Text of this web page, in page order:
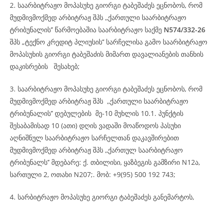
2. საარბიტრაჟო მოპასუხე გიორგი ტაბეშაძეს ეცნობოს, რომ
მუდმივმოქმედ არბიტრაჟ შპს ,,ქართული საარბიტრაჟო
ტრიბუნალის’’ წარმოებაშია საარბიტრაჟო საქმე N574/332-26
შპს „ტექნო კრედიტ პლიუსის’’ სარჩელისა გამო საარბიტრაჟო
მოპასუხის გიორგი ტაბეშაძის მიმართ დავალიანების თანხის
დაკისრების შესახებ;
3. საარბიტრაჟო მოპასუხე გიორგი ტაბეშაძეს ეცნობოს, რომ
მუდმივმოქმედ არბიტრაჟ შპს ,,ქართული საარბიტრაჟო
ტრიბუნალის’’ დებულების მე-10 მუხლის 10.1. პუნქტის
შესაბამისად 10 (ათი) დღის ვადაში მოაწოდოს პასუხი
აღნიშნულ საარბიტრაჟო სარჩელთან დაკავშირებით
მუდმივმოქმედ არბიტრაჟ შპს ,,ქართულ საარბიტრაჟო
ტრიბუნალს’’ მდებარე: ქ. თბილისი, ყაზბეგის გამზირი N12ა,
სართული 2, ოთახი N207;. მობ: +9(95) 500 192 743;
4. სარბიტრაჟო მოპასუხე გიორგი ტაბეშაძეს განემარტოს,